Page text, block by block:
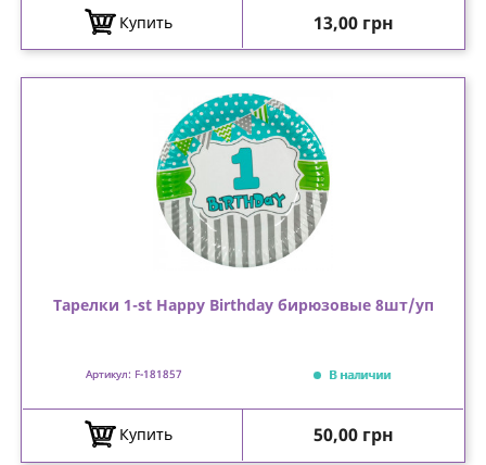
Купить Цена
13,00 грн
Тарелки 1-st Happy Birthday бирюзовые 8шт/уп
Артикул: F-181857 В наличии
Купить Цена
50,00 грн